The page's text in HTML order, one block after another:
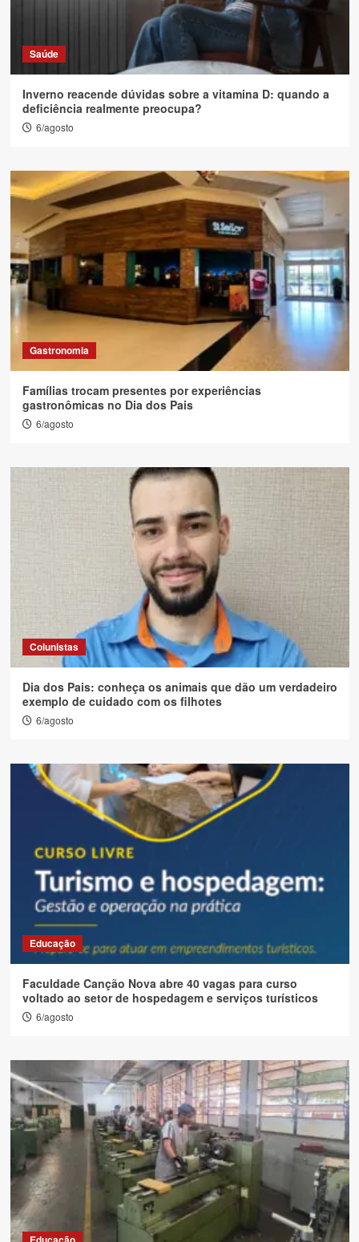
Saúde
Inverno reacende dúvidas sobre a vitamina D: quando a
deficiência realmente preocupa?
6/agosto
Gastronomia
Famílias trocam presentes por experiências
gastronômicas no Dia dos Pais
6/agosto
Colunistas
Dia dos Pais: conheça os animais que dão um verdadeiro
exemplo de cuidado com os filhotes
6/agosto
Educação
Faculdade Canção Nova abre 40 vagas para curso
voltado ao setor de hospedagem e serviços turísticos
6/agosto